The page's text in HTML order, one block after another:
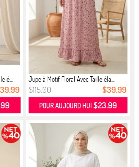
é... Jupe à Motif Floral Avec Taille éla...
$115.00 $39.99
POUR AUJOURD HUI $23.99